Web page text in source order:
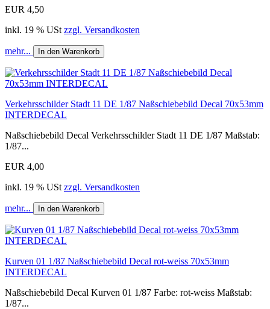
EUR 4,50
inkl. 19 % USt zzgl. Versandkosten
mehr... In den Warenkorb
Verkehrsschilder Stadt 11 DE 1/87 Naßschiebebild Decal 70x53mm
INTERDECAL
Naßschiebebild Decal Verkehrsschilder Stadt 11 DE 1/87 Maßstab:
1/87...
EUR 4,00
inkl. 19 % USt zzgl. Versandkosten
mehr... In den Warenkorb
Kurven 01 1/87 Naßschiebebild Decal rot-weiss 70x53mm
INTERDECAL
Naßschiebebild Decal Kurven 01 1/87 Farbe: rot-weiss Maßstab:
1/87...